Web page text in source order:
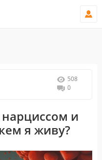
508
0
и
я живу?